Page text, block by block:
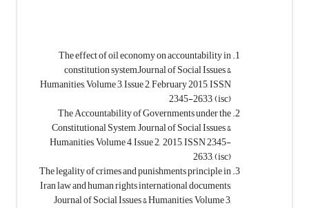
The effect of oil economy on accountability in
constitution system,Journal of Social Issues &
Humanities, Volume 3, Issue 2, February 2015, ISSN
2345-2633, (isc)
The Accountability of Governments under the
Constitutional System, Journal of Social Issues &
Humanities, Volume 4, Issue 2, 2015, ISSN 2345-
2633, (isc)
The legality of crimes and punishments principle in
Iran law and human rights international documents,
Journal of Social Issues & Humanities, Volume 3,